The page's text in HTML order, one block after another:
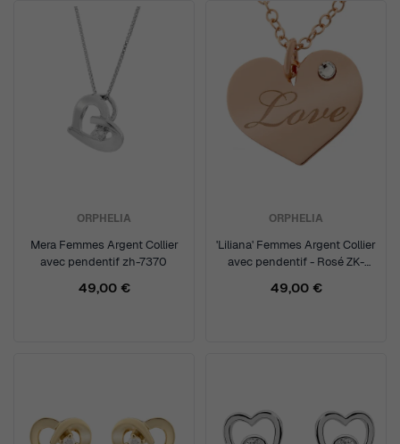
ORPHELIA
Mera Femmes Argent Collier
avec pendentif zh-7370
49,00 €
ORPHELIA
'Liliana' Femmes Argent Collier
avec pendentif - Rosé ZK-
49,00 €